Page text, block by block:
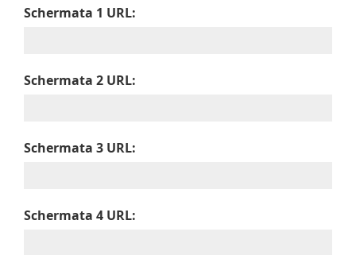
Schermata 1 URL:
Schermata 2 URL:
Schermata 3 URL:
Schermata 4 URL: